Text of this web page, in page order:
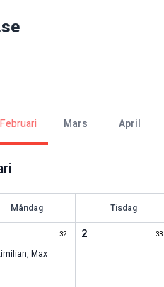
februari mars april
Måndag Tisdag
32
,Max
2 33